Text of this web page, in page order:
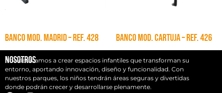
BANCO MOD. MADRID – Ref. 428
BANCO MOD. CARTUJA – Ref. 426
Nosotros
Nos dedicamos a crear espacios infantiles que transforman su
entorno, aportando innovación, diseño y funcionalidad. Con
nuestros parques, los niños tendrán áreas seguras y divertidas
donde podrán crecer y desarrollarse plenamente.